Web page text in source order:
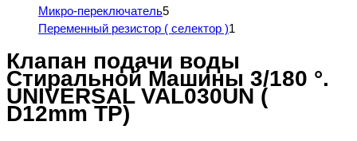
Микро-переключатель5
Переменный резистор ( селектор )1
Клапан подачи воды
Стиральной Машины 3/180 °.
UNIVERSAL VAL030UN (
D12mm TP)